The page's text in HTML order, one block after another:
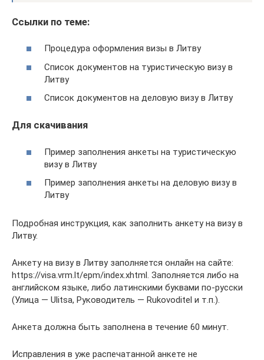
Ссылки по теме:
Процедура оформления визы в Литву
Список документов на туристическую визу в
Литву
Список документов на деловую визу в Литву
Для скачивания
Пример заполнения анкеты на туристическую
визу в Литву
Пример заполнения анкеты на деловую визу в
Литву
Подробная инструкция, как заполнить анкету на визу в
Литву.
Анкету на визу в Литву заполняется онлайн на сайте:
https://visa.vrm.lt/epm/index.xhtml. Заполняется либо на
английском языке, либо латинскими буквами по-русски
(Улица — Ulitsa, Руководитель — Rukovoditel и т.п.).
Анкета должна быть заполнена в течение 60 минут.
Исправления в уже распечатанной анкете не